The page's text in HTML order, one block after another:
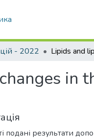
- 2022
in
подані результати